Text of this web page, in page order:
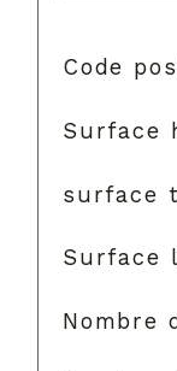
Code
Surface
surface
Surface
Nombre